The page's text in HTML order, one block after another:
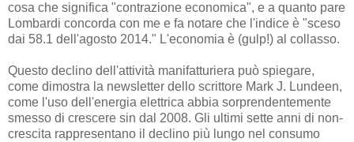
cosa che significa "contrazione economica", e a quanto pare
Lombardi concorda con me e fa notare che l'indice è "sceso
dai 58.1 dell'agosto 2014." L'economia è (gulp!) al collasso.
Questo declino dell'attività manifatturiera può spiegare,
come dimostra la newsletter dello scrittore Mark J. Lundeen,
come l'uso dell'energia elettrica abbia sorprendentemente
smesso di crescere sin dal 2008. Gli ultimi sette anni di non-
crescita rappresentano il declino più lungo nel consumo